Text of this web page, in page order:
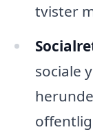
tvister
sociale